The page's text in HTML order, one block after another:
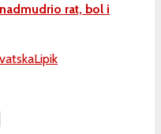
rat, bol i
Lipik